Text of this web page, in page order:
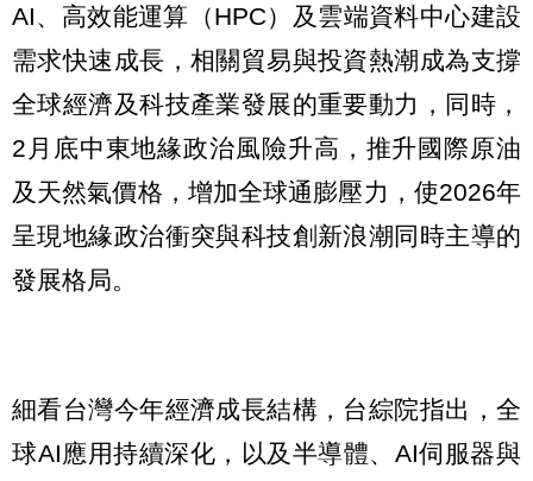
AI、高效能運算（HPC）及雲端資料中心建設
需求快速成長，相關貿易與投資熱潮成為支撐
全球經濟及科技產業發展的重要動力，同時，
2月底中東地緣政治風險升高，推升國際原油
及天然氣價格，增加全球通膨壓力，使2026年
呈現地緣政治衝突與科技創新浪潮同時主導的
發展格局。
細看台灣今年經濟成長結構，台綜院指出，全
球AI應用持續深化，以及半導體、AI伺服器與